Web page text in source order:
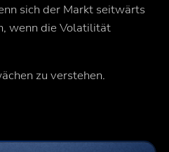
sich der Markt seitwärts
wenn die Volatilität
zu verstehen.